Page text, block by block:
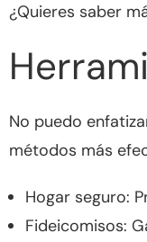
¿Quieres saber
No puedo
métodos más
Hogar seguro:
Fideicomisos: